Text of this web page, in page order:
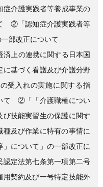
介護実践者等養成事業の
②「認知症介護実践者等
部改正について
上の連携に関する日本国
に基づく看護及び介護分野
受入れの実施に関する指
て ②「「介護職種につい
技能実習生の保護に関す
及び作業に特有の事情に
について」の一部改正に
定法第七条第一項第二号
契約及び一号特定技能外